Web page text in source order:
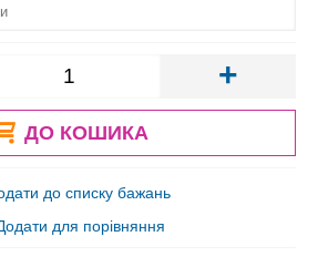
+
ДО КОШИКА
до списку бажань
для порівняння